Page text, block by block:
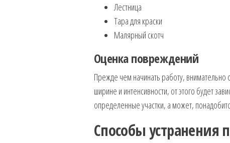
Лестница
Тара для краски
Малярный скотч
Оценка повреждений
Прежде чем начинать работу,
ширине и интенсивности, от этого будет
определенные участки, а может,
Способы устранения